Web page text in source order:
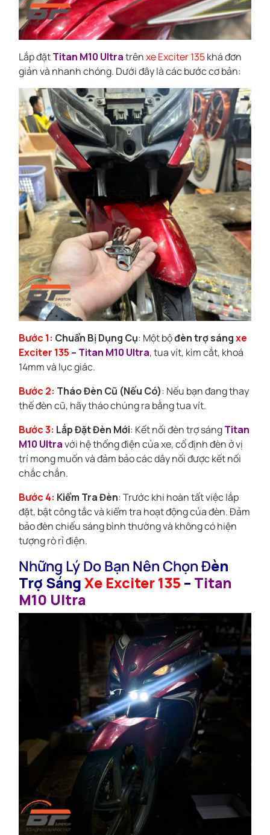
Lắp đặtTitan M10 Ultratrênxe Exciter 135khá đơn
giản và nhanh chóng. Dưới đây là các bước cơ bản:
Bước 1: Chuẩn Bị Dụng Cụ: Một bộđèn trợ sángxe
Exciter 135 – Titan M10 Ultra, tua vít, kìm cắt, khoá
14mm và lục giác.
Bước 2: Tháo Đèn Cũ (Nếu Có): Nếu bạn đang thay
thế đèn cũ, hãy tháo chúng ra bằng tua vít.
Bước 3: Lắp Đặt Đèn Mới: Kết nối đèn trợ sángTitan
M10 Ultravới hệ thống điện của xe, cố định đèn ở vị
trí mong muốn và đảm bảo các dây nối được kết nối
chắc chắn.
Bước 4: Kiểm Tra Đèn: Trước khi hoàn tất việc lắp
đặt, bật công tắc và kiểm tra hoạt động của đèn. Đảm
bảo đèn chiếu sáng bình thường và không có hiện
tượng rò rỉ điện.
Những Lý Do Bạn Nên Chọn Đèn
Trợ SángXe Exciter 135 – Titan
M10 Ultra